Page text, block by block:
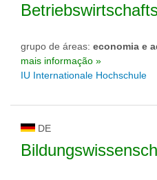
grupo de áreas: economia e
mais informação »
IU Internationale Hochschule
DE